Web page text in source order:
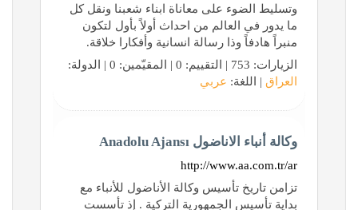
وتسليط الضوء على معاناة ابناء شعبنا ونقل كل
ما يدور في العالم من احداث أولاً بأول لتكون
منبراً هادفاً وذا رسالة انسانية وأفكارا خلاقة.
الزيارات: 753 | التقييم: 0 | المقيّمين: 0 | الدولة:
العراق | اللغة: عربي
وكالة أنباء الاناضول Anadolu Ajansı
http://www.aa.com.tr/ar
تزامن تاريخ تأسيس وكالة الأناضول للأنباء مع
بداية تأسيس الجمهورية التركية . إذ تأسست